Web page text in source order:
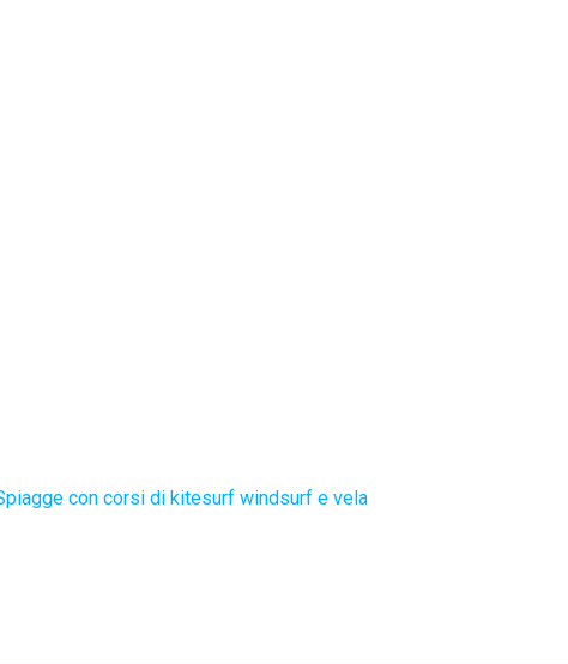
con corsi di kitesurf windsurf e vela